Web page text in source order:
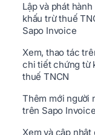
Lập và phát
khấu trừ thuế
Sapo Invoice
Xem, thao tác
chi tiết chứng từ
thuế TNCN
Thêm mới người
trên Sapo Invoice
Xem và cập